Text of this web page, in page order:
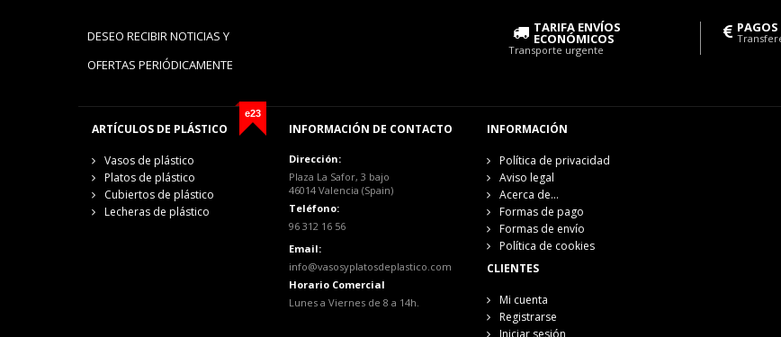
DESEO RECIBIR NOTICIAS Y
OFERTAS PERIÓDICAMENTE
TARIFA ENVÍOS
ECONÓMICOS
Transporte urgente
PAGOS
e23
ARTÍCULOS DE PLÁSTICO
Vasos de plástico
Platos de plástico
Cubiertos de plástico
Lecheras de plástico
INFORMACIÓN DE CONTACTO
Dirección:
Plaza La Safor, 3 bajo
46014 Valencia (Spain)
Teléfono:
96 312 16 56
Email:
info@vasosyplatosdeplastico.com
Horario Comercial
Lunes a Viernes de 8 a 14h.
INFORMACIÓN
Política de privacidad
Aviso legal
Acerca de...
Formas de pago
Formas de envío
Política de cookies
CLIENTES
Mi cuenta
Registrarse
Iniciar sesión